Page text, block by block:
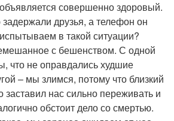
совершенно здоровый.
друзья, а телефон он
в такой ситуации?
с бешенством. С одной
что не оправдались худшие
– мы злимся, потому что близкий
заставил нас сильно переживать и
обстоит дело со смертью.